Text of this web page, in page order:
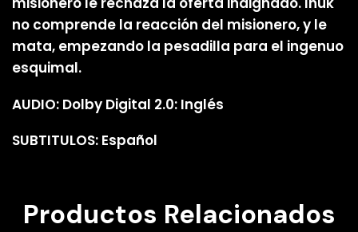
no comprende la reacción del misionero, y le
mata, empezando la pesadilla para el ingenuo
esquimal.
AUDIO: Dolby Digital 2.0: Inglés
SUBTITULOS: Español
Productos Relacionados